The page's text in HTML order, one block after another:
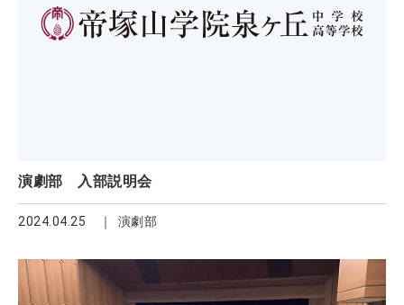
演劇部 入部説明会
2024.04.25 演劇部